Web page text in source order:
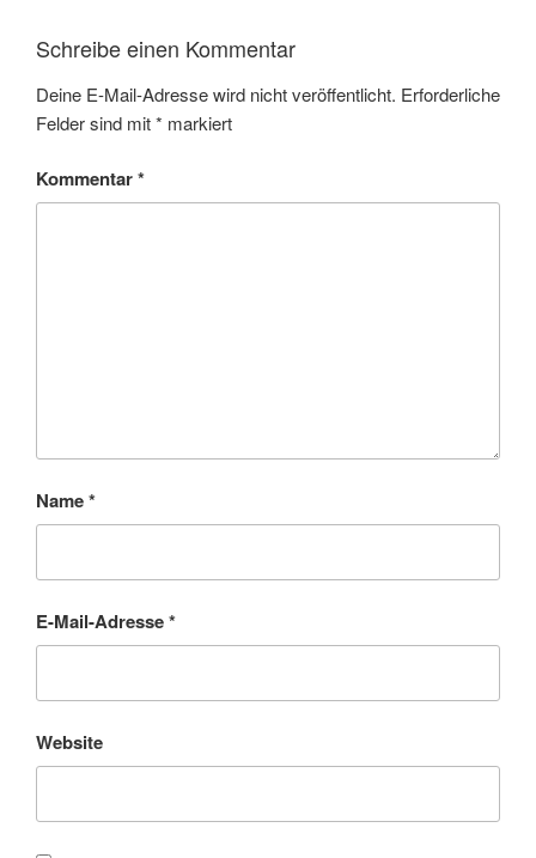
Schreibe einen Kommentar
Deine E-Mail-Adresse wird nicht veröffentlicht. Erforderliche
Felder sind mit* markiert
Kommentar*
Name*
E-Mail-Adresse*
Website